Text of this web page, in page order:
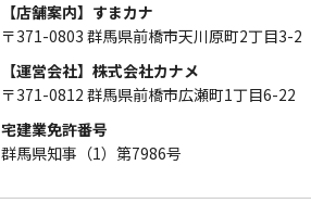
【店舗案内】すまカナ
〒371-0803 群馬県前橋市天川原町2丁目3-2
【運営会社】株式会社カナメ
〒371-0812 群馬県前橋市広瀬町1丁目6-22
宅建業免許番号
群馬県知事（1）第7986号